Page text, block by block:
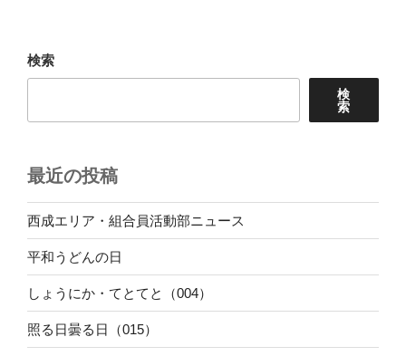
ー
シ
検索
検
索
最近の投稿
西成エリア・組合員活動部ニュース
平和うどんの日
しょうにか・てとてと（004）
照る日曇る日（015）